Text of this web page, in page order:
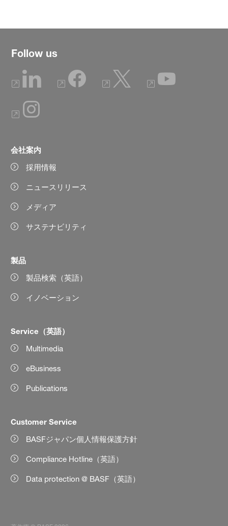
Follow us
会社案内
採用情報
ニュースリリース
メディア
サステナビリティ
製品
製品検索（英語）
イノベーション
Service（英語）
Multimedia
eBusiness
Publications
Customer Service
BASFジャパン個人情報保護方針
Compliance Hotline（英語）
Data protection @ BASF（英語）